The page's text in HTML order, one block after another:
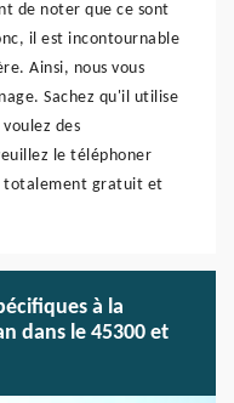
de noter que ce sont
il est incontournable
Ainsi, nous vous
Sachez qu'il utilise
des
le téléphoner
totalement gratuit et
à la
dans le 45300 et